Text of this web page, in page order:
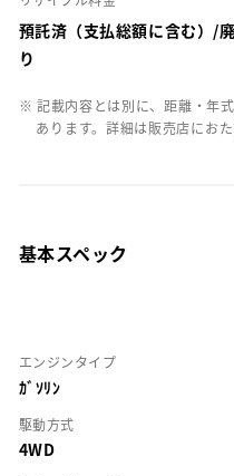
預託済（支払総額に含む）/
り
※ 記載内容とは別に、距離・年
あります。詳細は販売店におた
基本スペック
エンジンタイプ
ｶﾞｿﾘﾝ
駆動方式
4WD